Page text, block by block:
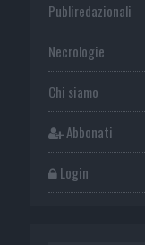
Publiredazionali
Necrologie
Chi siamo
Abbonati
Login